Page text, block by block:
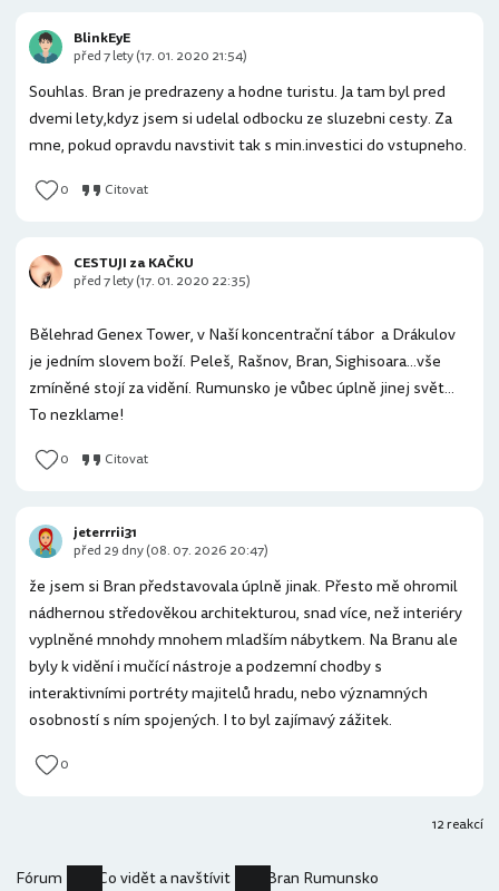
Souhlas. Bran je predrazeny a hodne turistu. Ja tam byl pred
dvemi lety,kdyz jsem si udelal odbocku ze sluzebni cesty. Za
mne, pokud opravdu navstivit tak s min.investici do vstupneho.
0 Citovat
BlinkEyE
před 7 lety (17. 01. 2020 21:54)
Bělehrad Genex Tower, v Naší koncentrační tábor a Drákulov
je jedním slovem boží. Peleš, Rašnov, Bran, Sighisoara...vše
zmíněné stojí za vidění. Rumunsko je vůbec úplně jinej svět...
To nezklame!
0 Citovat
CESTUJI za KAČKU
před 7 lety (17. 01. 2020 22:35)
že jsem si Bran představovala úplně jinak. Přesto mě ohromil
nádhernou středověkou architekturou, snad více, než interiéry
vyplněné mnohdy mnohem mladším nábytkem. Na Branu ale
byly k vidění i mučící nástroje a podzemní chodby s
interaktivními portréty majitelů hradu, nebo významných
osobností s ním spojených. I to byl zajímavý zážitek.
0
jeterrrii31
před 29 dny (08. 07. 2026 20:47)
12 reakcí
Fórum Co vidět a navštívit Bran Rumunsko